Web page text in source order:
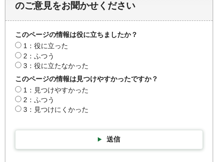
のご意見をお聞かせください
このページの情報は役に立ちましたか？
1：役に立った
2：ふつう
3：役に立たなかった
このページの情報は見つけやすかったですか？
1：見つけやすかった
2：ふつう
3：見つけにくかった
送信